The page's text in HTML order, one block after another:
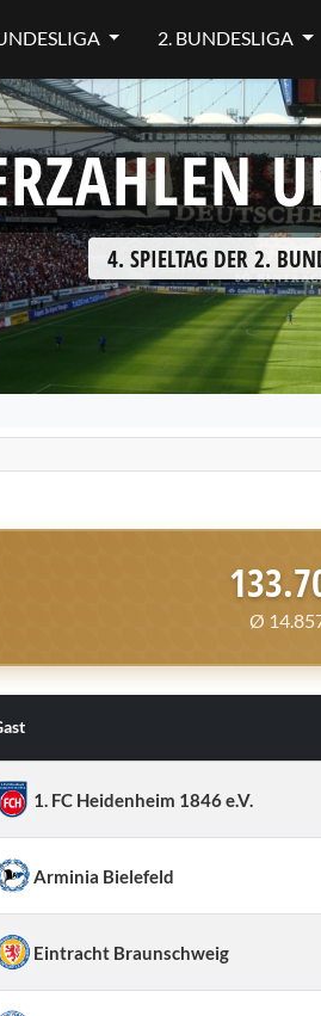
2. BUNDESLIGA
4. SPIELTAG DER 2.
Ø
1. FC Heidenheim 1846 e.V.
Arminia Bielefeld
Eintracht Braunschweig